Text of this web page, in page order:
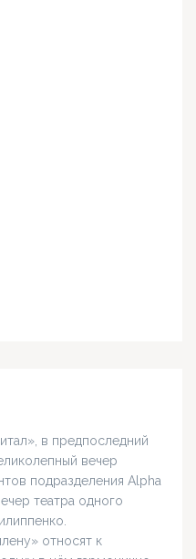
в предпоследний
вечер
подразделения Alpha
театра одного
относят к